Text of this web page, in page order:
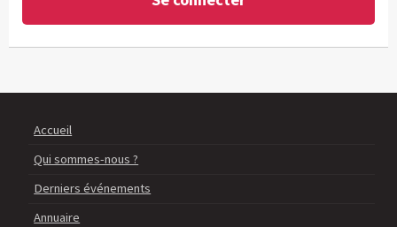
Accueil
Qui sommes-nous ?
Derniers événements
Annuaire